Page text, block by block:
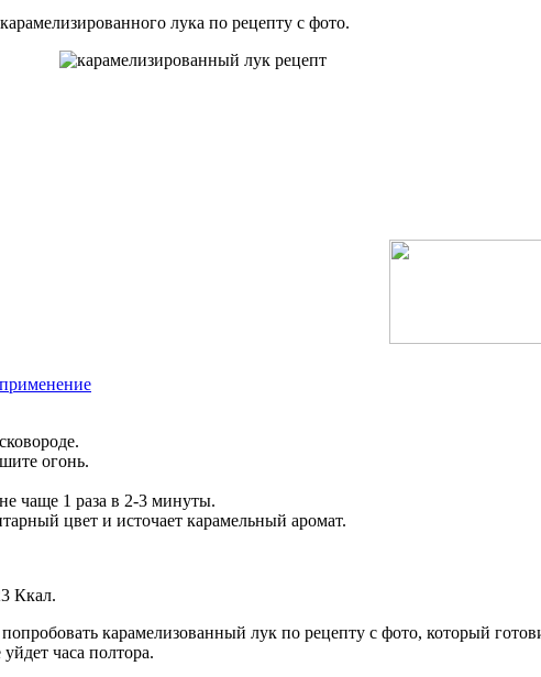
лука по рецепту с фото.
огонь.
чаще 1 раза в 2-3 минуты.
цвет и источает карамельный аромат.
Ккал.
карамелизованный лук по рецепту с фото, который
часа полтора.